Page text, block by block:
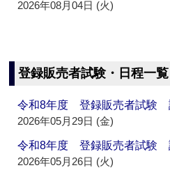
2026年08月04日 (火)
登録販売者試験・日程一覧
令和8年度 登録販売者試験
2026年05月29日 (金)
令和8年度 登録販売者試験
2026年05月26日 (火)